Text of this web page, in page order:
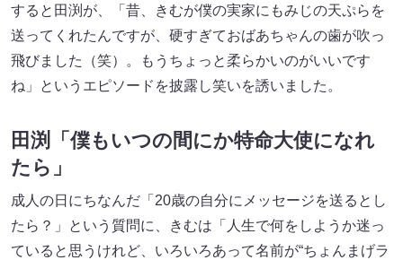
すると田渕が、「昔、きむが僕の実家にもみじの天ぷらを
送ってくれたんですが、硬すぎておばあちゃんの歯が吹っ
飛びました（笑）。もうちょっと柔らかいのがいいです
ね」というエピソードを披露し笑いを誘いました。
田渕「僕もいつの間にか特命大使になれ
たら」
成人の日にちなんだ「20歳の自分にメッセージを送るとし
たら？」という質問に、きむは「人生で何をしようか迷っ
ていると思うけれど、いろいろあって名前が“ちょんまげラ